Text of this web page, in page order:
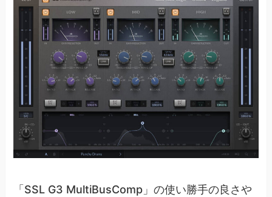
「SSL G3 MultiBusComp」の使い勝手の良さや